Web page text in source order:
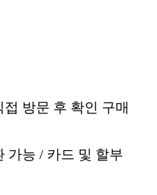
방문 후 확인 구매
가능 / 카드 및 할부